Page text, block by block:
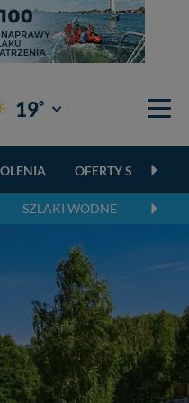
19° Giżycko
OFERTY
SZLAKI WODNE